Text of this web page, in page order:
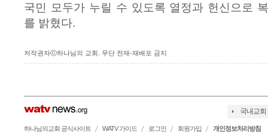
국민 모두가 누릴 수 있도록 열정과 헌신으로
를 밝혔다.
저작권자ⓒ하나님의 교회. 무단 전재-재배포 금지
국내교회
하나님의교회 공식사이트 WATV 가이드 로그인 회원가입
개인정보처리방침